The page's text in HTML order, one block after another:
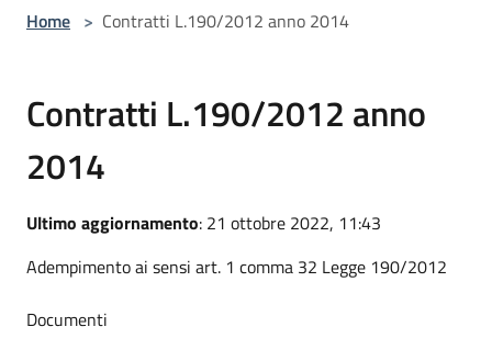
Home > Contratti L.190/2012 anno 2014
Contratti L.190/2012 anno
2014
Ultimo aggiornamento: 21 ottobre 2022, 11:43
Adempimento ai sensi art. 1 comma 32 Legge 190/2012
Documenti